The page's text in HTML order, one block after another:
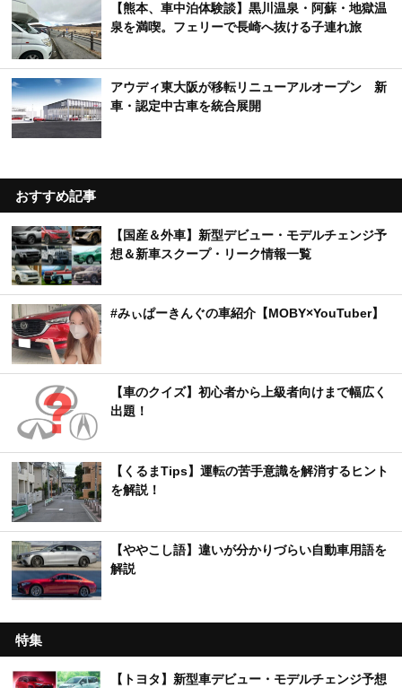
【熊本、車中泊体験談】黒川温泉・阿蘇・地獄温
泉を満喫。フェリーで長崎へ抜ける子連れ旅
アウディ東大阪が移転リニューアルオープン 新
車・認定中古車を統合展開
おすすめ記事
【国産＆外車】新型デビュー・モデルチェンジ予
想＆新車スクープ・リーク情報一覧
#みぃぱーきんぐの車紹介【MOBY×YouTuber】
【車のクイズ】初心者から上級者向けまで幅広く
出題！
【くるまTips】運転の苦手意識を解消するヒント
を解説！
【ややこし語】違いが分かりづらい自動車用語を
解説
特集
【トヨタ】新型車デビュー・モデルチェンジ予想